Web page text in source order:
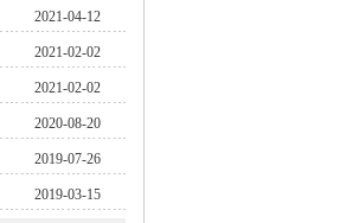
2021-04-12
2021-02-02
2021-02-02
2020-08-20
2019-07-26
2019-03-15